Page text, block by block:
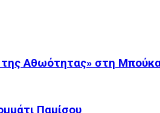
Αθωότητας» στη
Παμίσου